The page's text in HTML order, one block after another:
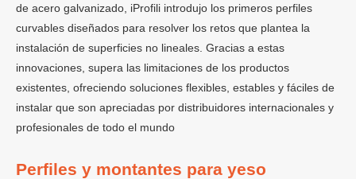
de acero galvanizado, iProfili introdujo los primeros perfiles
curvables diseñados para resolver los retos que plantea la
instalación de superficies no lineales. Gracias a estas
innovaciones, supera las limitaciones de los productos
existentes, ofreciendo soluciones flexibles, estables y fáciles de
instalar que son apreciadas por distribuidores internacionales y
profesionales de todo el mundo
Perfiles y montantes para yeso